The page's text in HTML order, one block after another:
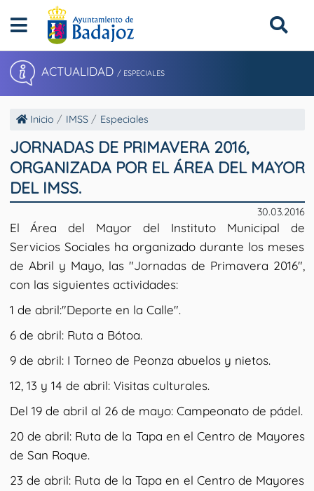
ACTUALIDAD / ESPECIALES
Inicio IMSS Especiales
JORNADAS DE PRIMAVERA 2016,
ORGANIZADA POR EL ÁREA DEL MAYOR
DEL IMSS.
30.03.2016
El Área del Mayor del Instituto Municipal de
Servicios Sociales ha organizado durante los meses
de Abril y Mayo, las "Jornadas de Primavera 2016",
con las siguientes actividades:
1 de abril:"Deporte en la Calle".
6 de abril: Ruta a Bótoa.
9 de abril: I Torneo de Peonza abuelos y nietos.
12, 13 y 14 de abril: Visitas culturales.
Del 19 de abril al 26 de mayo: Campeonato de pádel.
20 de abril: Ruta de la Tapa en el Centro de Mayores
de San Roque.
23 de abril: Ruta de la Tapa en el Centro de Mayores